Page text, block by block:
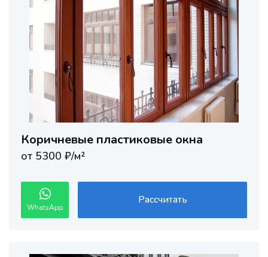
Коричневые пластиковые окна
от 5300 ₽/м²
WhatsApp
Рассчитать